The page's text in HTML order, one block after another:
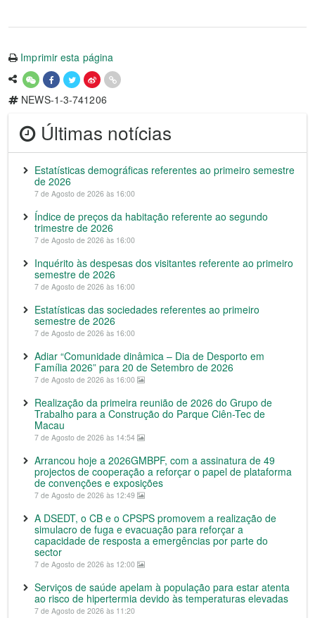
Imprimir esta página
NEWS-1-3-741206
Últimas notícias
Estatísticas demográficas referentes ao primeiro semestre
de 2026
7 de Agosto de 2026 às 16:00
Índice de preços da habitação referente ao segundo
trimestre de 2026
7 de Agosto de 2026 às 16:00
Inquérito às despesas dos visitantes referente ao primeiro
semestre de 2026
7 de Agosto de 2026 às 16:00
Estatísticas das sociedades referentes ao primeiro
semestre de 2026
7 de Agosto de 2026 às 16:00
Adiar “Comunidade dinâmica – Dia de Desporto em
Família 2026” para 20 de Setembro de 2026
7 de Agosto de 2026 às 16:00
Realização da primeira reunião de 2026 do Grupo de
Trabalho para a Construção do Parque Ciên-Tec de
Macau
7 de Agosto de 2026 às 14:54
Arrancou hoje a 2026GMBPF, com a assinatura de 49
projectos de cooperação a reforçar o papel de plataforma
de convenções e exposições
7 de Agosto de 2026 às 12:49
A DSEDT, o CB e o CPSPS promovem a realização de
simulacro de fuga e evacuação para reforçar a
capacidade de resposta a emergências por parte do
sector
7 de Agosto de 2026 às 12:00
Serviços de saúde apelam à população para estar atenta
ao risco de hipertermia devido às temperaturas elevadas
7 de Agosto de 2026 às 11:20